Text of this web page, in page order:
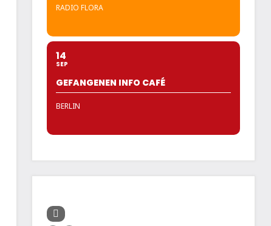
RADIO FLORA
14
SEP
GEFANGENEN INFO CAFÉ
BERLIN